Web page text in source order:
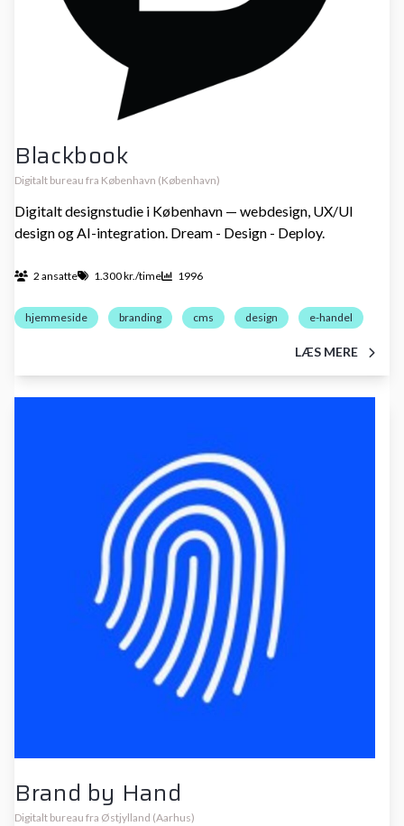
Blackbook
Digitalt bureau fra København (København)
Digitalt designstudie i København — webdesign, UX/UI
design og AI-integration. Dream - Design - Deploy.
2 ansatte 1.300 kr./time 1996
hjemmeside branding cms design e-handel
LÆS MERE
Brand by Hand
Digitalt bureau fra Østjylland (Aarhus)